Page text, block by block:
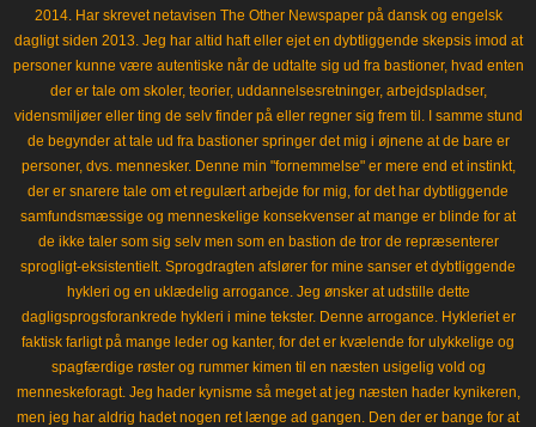
2014. Har skrevet netavisen The Other Newspaper på dansk og engelsk
dagligt siden 2013. Jeg har altid haft eller ejet en dybtliggende skepsis imod at
personer kunne være autentiske når de udtalte sig ud fra bastioner, hvad enten
der er tale om skoler, teorier, uddannelsesretninger, arbejdspladser,
vidensmiljøer eller ting de selv finder på eller regner sig frem til. I samme stund
de begynder at tale ud fra bastioner springer det mig i øjnene at de bare er
personer, dvs. mennesker. Denne min "fornemmelse" er mere end et instinkt,
der er snarere tale om et regulært arbejde for mig, for det har dybtliggende
samfundsmæssige og menneskelige konsekvenser at mange er blinde for at
de ikke taler som sig selv men som en bastion de tror de repræsenterer
sprogligt-eksistentielt. Sprogdragten afslører for mine sanser et dybtliggende
hykleri og en uklædelig arrogance. Jeg ønsker at udstille dette
dagligsprogsforankrede hykleri i mine tekster. Denne arrogance. Hykleriet er
faktisk farligt på mange leder og kanter, for det er kvælende for ulykkelige og
spagfærdige røster og rummer kimen til en næsten usigelig vold og
menneskeforagt. Jeg hader kynisme så meget at jeg næsten hader kynikeren,
men jeg har aldrig hadet nogen ret længe ad gangen. Den der er bange for at